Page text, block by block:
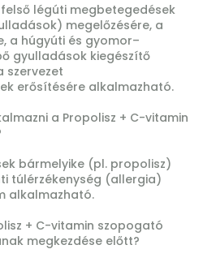
légúti megbetegedések
megelőzésére, a
a húgyúti és gyomor–
gyulladások kiegészítő
szervezet
erősítésére alkalmazható.
a Propolisz + C-vitamin
bármelyike (pl. propolisz)
túlérzékenység (allergia)
alkalmazható.
+ C-vitamin szopogató
megkezdése előtt?